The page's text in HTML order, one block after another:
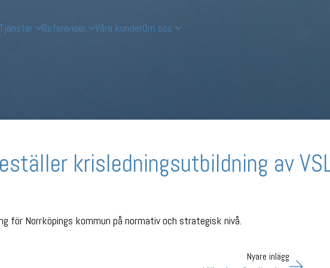
Tjänster Referenser Våra kunderOm oss
krisledningsutbildning av
för Norrköpings kommun på normativ och strategisk nivå.
Nyare inlägg